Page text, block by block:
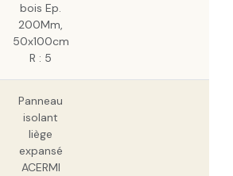
bois Ep.
200Mm,
50x100cm
R : 5
Panneau
isolant
liège
expansé
ACERMI